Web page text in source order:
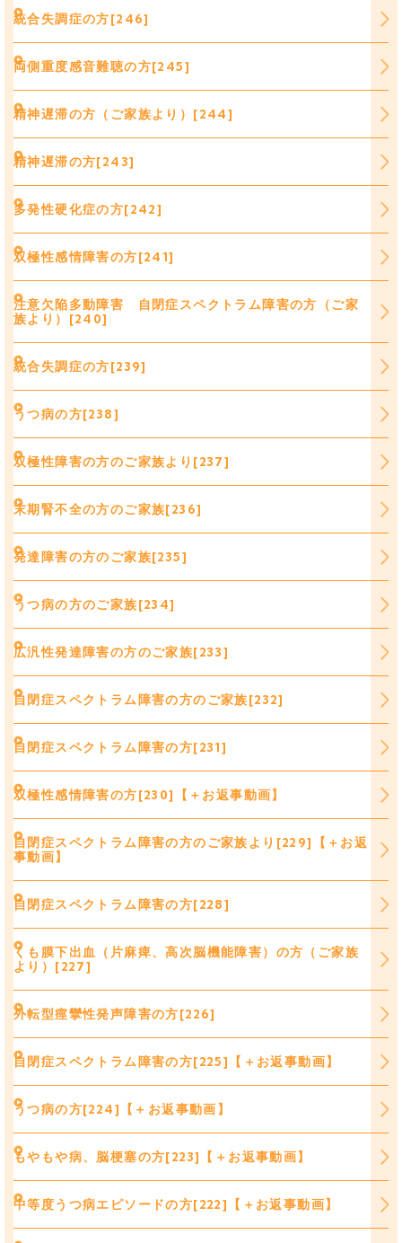
統合失調症の方[246]
両側重度感音難聴の方[245]
精神遅滞の方（ご家族より）[244]
精神遅滞の方[243]
多発性硬化症の方[242]
双極性感情障害の方[241]
注意欠陥多動障害 自閉症スペクトラム障害の方（ご家
族より）[240]
統合失調症の方[239]
うつ病の方[238]
双極性障害の方のご家族より[237]
末期腎不全の方のご家族[236]
発達障害の方のご家族[235]
うつ病の方のご家族[234]
広汎性発達障害の方のご家族[233]
自閉症スペクトラム障害の方のご家族[232]
自閉症スペクトラム障害の方[231]
双極性感情障害の方[230]【＋お返事動画】
自閉症スペクトラム障害の方のご家族より[229]【＋お返
事動画】
自閉症スペクトラム障害の方[228]
くも膜下出血（片麻痺、高次脳機能障害）の方（ご家族
より）[227]
外転型痙攣性発声障害の方[226]
自閉症スペクトラム障害の方[225]【＋お返事動画】
うつ病の方[224]【＋お返事動画】
もやもや病、脳梗塞の方[223]【＋お返事動画】
中等度うつ病エピソードの方[222]【＋お返事動画】